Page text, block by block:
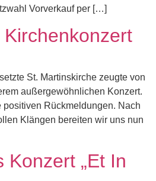
Vorverkauf per […]
St. Martinskirche zeugte von
außergewöhnlichen Konzert.
positiven Rückmeldungen. Nach
Klängen bereiten wir uns nun
Konzert „Et In